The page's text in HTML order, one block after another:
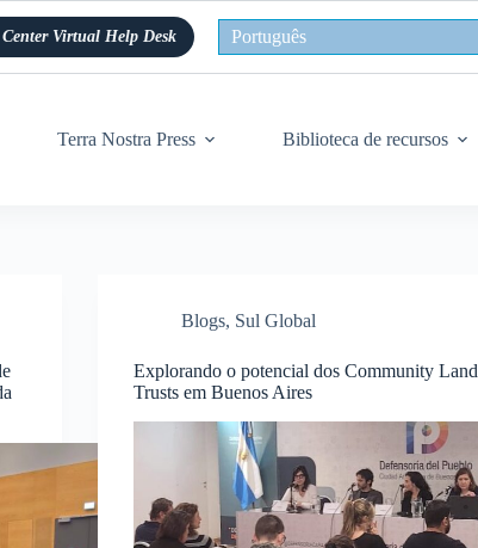
Virtual Help Desk Português
Terra Nostra Press Biblioteca de recursos
Blogs, Sul Global
Explorando o potencial dos Community Land
Trusts em Buenos Aires